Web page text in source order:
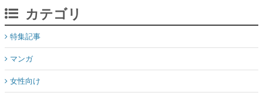
カテゴリ
特集記事
マンガ
女性向け